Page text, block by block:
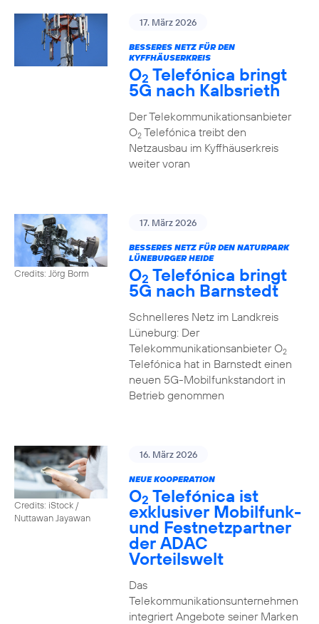
17. März 2026
BESSERES NETZ FÜR DEN
KYFFHÄUSERKREIS
O2 Telefónica bringt
5G nach Kalbsrieth
Der Telekommunikationsanbieter
O2Telefónica treibt den
Netzausbau im Kyffhäuserkreis
weiter voran
Credits: Jörg Borm
17. März 2026
BESSERES NETZ FÜR DEN NATURPARK
LÜNEBURGER HEIDE
O2 Telefónica bringt
5G nach Barnstedt
Schnelleres Netz im Landkreis
Lüneburg: Der
Telekommunikationsanbieter O2
Telefónica hat in Barnstedt einen
neuen 5G-Mobilfunkstandort in
Betrieb genommen
Credits: iStock /
Nuttawan Jayawan
16. März 2026
NEUE KOOPERATION
O2 Telefónica ist
exklusiver Mobilfunk-
und Festnetzpartner
der ADAC
Vorteilswelt
Das
Telekommunikationsunternehmen
integriert Angebote seiner Marken